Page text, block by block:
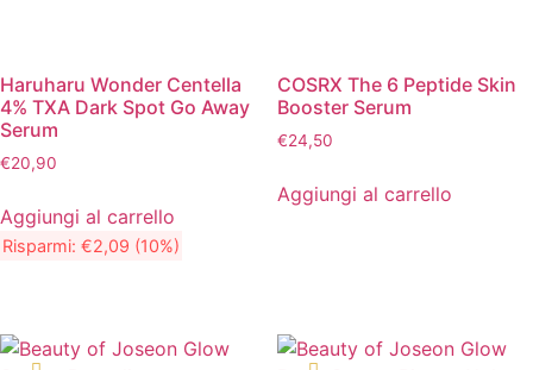
Haruharu Wonder Centella
4% TXA Dark Spot Go Away
Serum
€20,90
Aggiungi al carrello
Risparmi: €2,09 (10%)
COSRX The 6 Peptide Skin
Booster Serum
€24,50
Aggiungi al carrello